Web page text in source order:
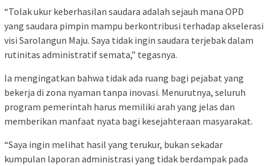
“Tolak ukur keberhasilan saudara adalah sejauh mana OPD
yang saudara pimpin mampu berkontribusi terhadap akselerasi
visi Sarolangun Maju. Saya tidak ingin saudara terjebak dalam
rutinitas administratif semata,” tegasnya.
Ia mengingatkan bahwa tidak ada ruang bagi pejabat yang
bekerja di zona nyaman tanpa inovasi. Menurutnya, seluruh
program pemerintah harus memiliki arah yang jelas dan
memberikan manfaat nyata bagi kesejahteraan masyarakat.
“Saya ingin melihat hasil yang terukur, bukan sekadar
kumpulan laporan administrasi yang tidak berdampak pada